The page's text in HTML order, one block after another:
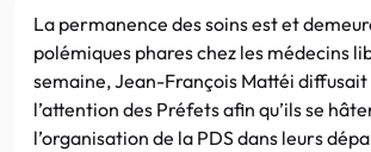
La permanence des soins est et
polémiques phares chez les médecins
semaine, Jean-François Mattéi
l’attention des Préfets afin qu’ils se
l’organisation de la PDS dans leurs